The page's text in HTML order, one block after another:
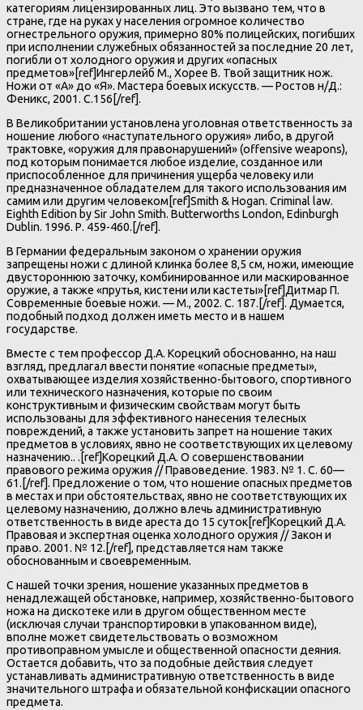
категориям лицензированных лиц. Это вызвано тем, что в
стране, где на руках у населения огромное количество
огнестрельного оружия, примерно 80% полицейских, погибших
при исполнении служебных обязанностей за последние 20 лет,
погибли от холодного оружия и других «опасных
предметов»[ref]Ингерлейб М., Хорее В. Твой защитник нож.
Ножи от «А» до «Я». Мастера боевых искусств. — Ростов н/Д.:
Феникс, 2001. С.156[/ref].
В Великобритании установлена уголовная ответственность за
ношение любого «наступательного оружия» либо, в другой
трактовке, «оружия для правонарушений» (offensive weapons),
под которым понимается любое изделие, созданное или
приспособленное для причинения ущерба человеку или
предназначенное обладателем для такого использования им
самим или другим человеком[ref]Smith & Hogan. Criminal law.
Eighth Edition by Sir John Smith. Butterworths London, Edinburgh
Dublin. 1996. Р. 459-460.[/ref].
В Германии федеральным законом о хранении оружия
запрещены ножи с длиной клинка более 8,5 см, ножи, имеющие
двустороннюю заточку, комбинированное или маскированное
оружие, а также «прутья, кистени или кастеты»[ref]Дитмар П.
Современные боевые ножи. — М., 2002. С. 187.[/ref]. Думается,
подобный подход должен иметь место и в нашем
государстве.
Вместе с тем профессор Д.А. Корецкий обоснованно, на наш
взгляд, предлагал ввести понятие «опасные предметы»,
охватывающее изделия хозяйственно-бытового, спортивного
или технического назначения, которые по своим
конструктивным и физическим свойствам могут быть
использованы для эффективного нанесения телесных
повреждений, а также установить запрет на ношение таких
предметов в условиях, явно не соответствующих их целевому
назначению.. .[ref]Корецкий Д.А. О совершенствовании
правового режима оружия // Правоведение. 1983. № 1. С. 60—
61.[/ref]. Предложение о том, что ношение опасных предметов
в местах и при обстоятельствах, явно не соответствующих их
целевому назначению, должно влечь административную
ответственность в виде ареста до 15 суток[ref]Корецкий Д.А.
Правовая и экспертная оценка холодного оружия // Закон и
право. 2001. № 12.[/ref], представляется нам также
обоснованным и своевременным.
С нашей точки зрения, ношение указанных предметов в
ненадлежащей обстановке, например, хозяйственно-бытового
ножа на дискотеке или в другом общественном месте
(исключая случаи транспортировки в упакованном виде),
вполне может свидетельствовать о возможном
противоправном умысле и общественной опасности деяния.
Остается добавить, что за подобные действия следует
устанавливать административную ответственность в виде
значительного штрафа и обязательной конфискации опасного
предмета.